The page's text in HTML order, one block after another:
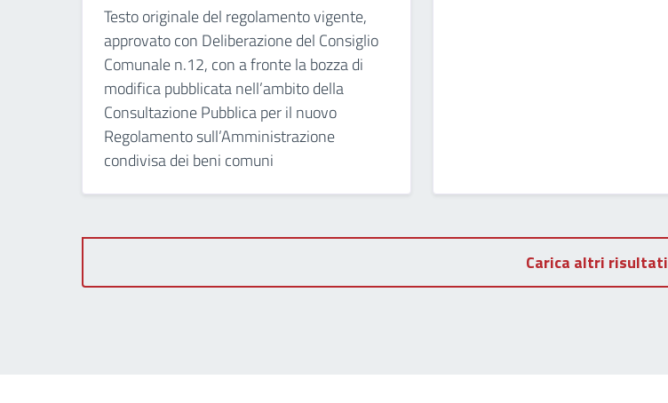
Testo originale del regolamento vigente,
approvato con Deliberazione del Consiglio
Comunale n.12, con a fronte la bozza di
modifica pubblicata nell’ambito della
Consultazione Pubblica per il nuovo
Regolamento sull’Amministrazione
condivisa dei beni comuni
Carica altri risultati